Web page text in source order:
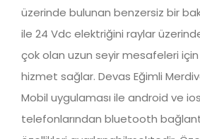
üzerinde bulunan benzersiz bir
ile 24 Vdc elektriğini raylar
çok olan uzun seyir mesafeleri
hizmet sağlar. Devas Eğimli
Mobil uygulaması ile android ve
telefonlarından bluetooth